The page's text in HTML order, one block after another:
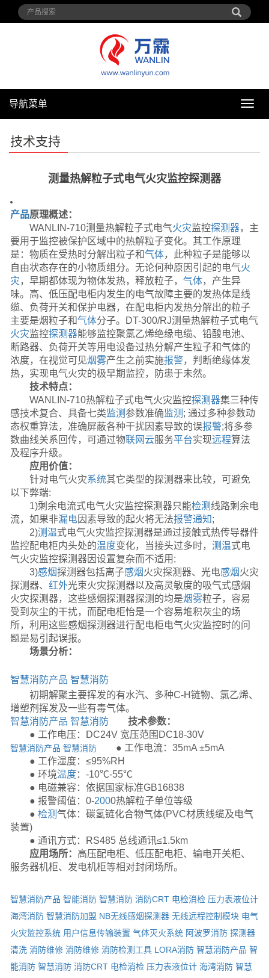
导
导航菜单
技术支持
测量热解粒子式电气火灾监控探测器
产品原理概述：
WANLIN-710测量热解粒子式电气火灾监控探测器，主
要用于监控被保护区域中的热解粒子变化。其工作原理
是：物质在受热时分解出粒子和气体，此种粒子是能够以
自由状态存在的小物质组分。无论何种原因引起的电气火
灾 ，早期都体现为物体发热，释放粒子， 气体，产生异
味。高、低压配电柜内发生的电气故障主要的发热体是线
缆、负荷开关和保护电器，在配电柜内发热分解出的粒子
主要是烟粒子和气体分子。DT-300/RJ测量热解粒子式电气
火灾监控探测器能够监控聚氯乙烯绝缘电缆、铅酸电池、
断路器、负荷开关等用电设备过热分解产生粒子和气体的
浓度，在视觉可见烟雾产生之前实施报警，判断绝缘体发
热，实现电气火灾的极早期监控，防患于未然。
技术特点：
WANLIN-710热解粒子式电气火灾监控探测器集三种传
感技术复合、具备七类监测参数准确监测 ; 通过多种参数动
态权重算法，准确屏蔽各种干扰因素导致的误报警;将多参
数曲线关系回传，可通过物联网 云服务平台实现远程算法
及程序升级。
应用价值：
针对电气火灾系统其它类型的探测器来比较，可避免
以下弊端:
1)剩余电流式电气火灾监控探测器只能检测 线路剩余电
流，如果非漏电因素导致的起火将无法报警通知;
2)测温式电气火灾监控探测器是通过接触式热传导器件
监控配电柜内头处的温度变化，当接头过多时， 测温式电
气火灾监控探测器因设置复杂而不适用;
3)感烟探测器包括离子感烟火灾探测器、光电感烟火灾
探测器、 红外光束火灾探测器以及高灵敏度的吸气式感烟
火灾探测器，这些感烟探测器探测的均是烟雾粒子，容易
受到灰尘的干扰，而配电柜怡是一个容易堆积灰尘的场
所，利用这些感烟探测器进行配电柜电气火灾监控时的问
题是易引起误报。
场景分析：
智慧消防产品 智慧消防
初期解聚主要挥发的有水汽、多种C-H链物、氯乙烯、
增塑剂挥发及一些有毒气体。
智慧消防产品 智慧消防
技术参数：
● 工作电压：DC24V 宽压范围DC18-30V
智慧消防产品 智慧消防 ● 工作电流：35mA ±5mA
● 工作湿度：≤95%RH
● 环境温度：-10℃-55℃
● 电磁兼容：依据国家标准GB16838
● 报警阈值：0-2000热解粒子单位等级
● 检测气体：碳氢链化合物气体(PVC材质线缆及电气
装置)
● 通讯方式：RS485 总线通讯≤1.5km
应用场所： 高压配电柜、低压配电柜、输电开关柜、
服务器机柜、发电机柜等相对封闭场所。
智慧消防产品 智能消防 智慧消防 消防CRT 电检消检 压力表液位计
海湾消防 智慧消防加盟 NB无线感烟探测器 无线远程控制模块 电气
火灾监控系统 用户信息传输装置 气体灭火系统 阿波罗消防 探测器
清洗 消防维修 消防维修 消防检测工具 LORA消防 智慧消防产品 智
能消防 智慧消防 消防CRT 电检消检 压力表液位计 海湾消防 智慧